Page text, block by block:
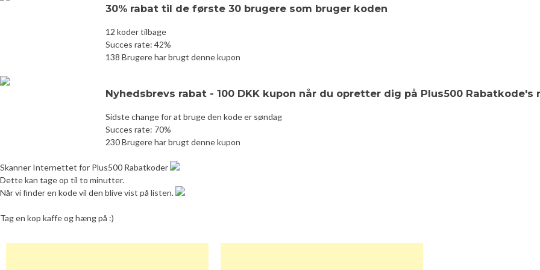
30% rabat til de første 30 brugere som bruger koden
12 koder tilbage
Succes rate: 42%
138 Brugere har brugt denne kupon
Nyhedsbrevs rabat - 100 DKK kupon når du opretter dig på Plus500 Rabatkode's
Sidste change for at bruge den kode er søndag
Succes rate: 70%
230 Brugere har brugt denne kupon
Skanner Internettet for Plus500 Rabatkoder
Dette kan tage op til to minutter.
Når vi finder en kode vil den blive vist på listen.
Tag en kop kaffe og hæng på :)